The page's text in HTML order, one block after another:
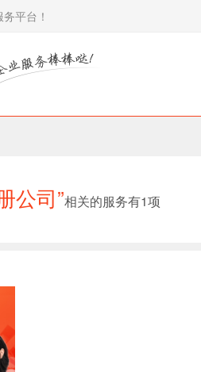
平台！
公司”相关的服务有1项